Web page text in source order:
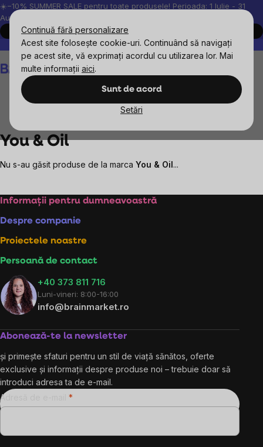
Continuă fără personalizare
Acest site folosește cookie-uri. Continuând să navigați
pe acest site, vă exprimați acordul cu utilizarea lor. Mai
multe informații aici.
Sunt de acord
Setări
Treci
la
conținut
☀️−10% SUMMER SALE pentru toate produsele! Perioada: 1 Iulie - 31
August, 2026.
Cumpără acum
Peste 200.000 de recenzii verificate
Produsele noastre sunt
Coş
de
You & Oil
Nu s-au găsit produse de la marca You & Oil...
Subsol
Informații pentru dumneavoastră
Despre companie
Proiectele noastre
Persoană de contact
+40 373 811 716
Luni-vineri: 8:00-16:00
info@brainmarket.ro
Abonează-te la newsletter
și primește sfaturi pentru un stil de viață sănătos, oferte
exclusive și informații despre produse noi – trebuie doar să
introduci adresa ta de e-mail.
Adresă de e-mail